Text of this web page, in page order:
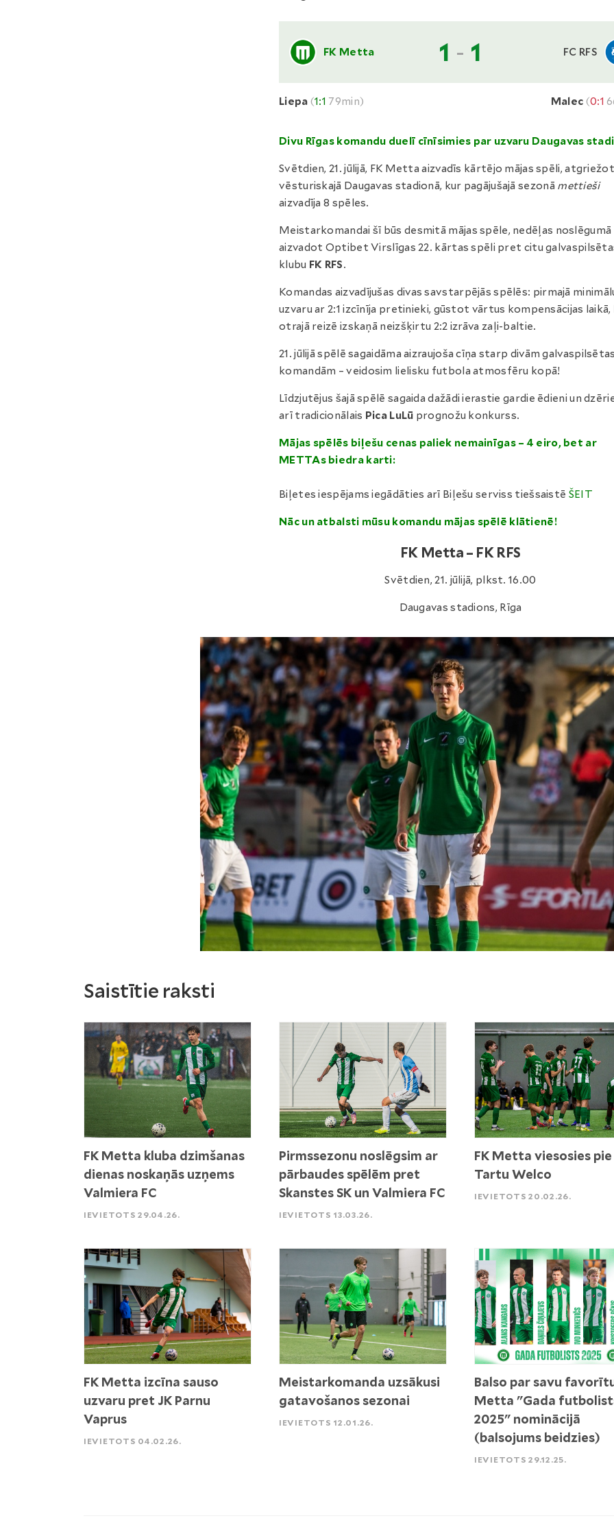
FK Metta 1 - 1 FC RFS
Liepa (1:1 79min) Malec (0:1
Divu Rīgas komandu duelī cīnīsimies par uzvaru Daugavas
Svētdien, 21. jūlijā, FK Metta aizvadīs kārtējo mājas spēli,
vēsturiskajā Daugavas stadionā, kur pagājušajā sezonā mettieši
aizvadīja 8 spēles.
Meistarkomandai šī būs desmitā mājas spēle, nedēļas noslēgumā
aizvadot Optibet Virslīgas 22. kārtas spēli pret citu
klubu FK RFS.
Komandas aizvadījušas divas savstarpējās spēlēs: pirmajā
uzvaru ar 2:1 izcīnīja pretinieki, gūstot vārtus kompensācijas
otrajā reizē izskaņā neizšķirtu 2:2 izrāva zaļi-baltie.
21. jūlijā spēlē sagaidāma aizraujoša cīņa starp divām galvaspilsētas
komandām – veidosim lielisku futbola atmosfēru kopā!
Līdzjutējus šajā spēlē sagaida dažādi ierastie gardie ēdieni un
arī tradicionālais Pica LuLū prognožu konkurss.
Mājas spēlēs biļešu cenas paliek nemainīgas – 4 eiro, bet ar
METTAs biedra karti:
Biļetes iespējams iegādāties arī Biļešu serviss tiešsaistē ŠEIT
Nāc un atbalsti mūsu komandu mājas spēlē klātienē!
FK Metta – FK RFS
Svētdien, 21. jūlijā, plkst. 16.00
Daugavas stadions, Rīga
Saistītie raksti
FK Metta kluba dzimšanas
dienas noskaņās uzņems
Valmiera FC
IEVIETOTS 29.04.26.
Pirmssezonu noslēgsim ar
pārbaudes spēlēm pret
Skanstes SK un Valmiera FC
IEVIETOTS 13.03.26.
FK Metta viesosies pie
Tartu Welco
IEVIETOTS 20.02.26.
FK Metta izcīna sauso
uzvaru pret JK Parnu
Vaprus
IEVIETOTS 04.02.26.
Meistarkomanda uzsākusi
gatavošanos sezonai
IEVIETOTS 12.01.26.
Balso par savu
Metta "Gada
2025" nominācijā
(balsojums beidzies)
IEVIETOTS 29.12.25.